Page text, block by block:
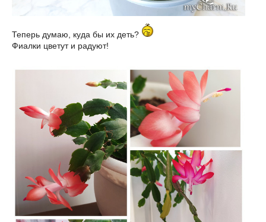
Теперь думаю, куда бы их деть?
Фиалки цветут и радуют!